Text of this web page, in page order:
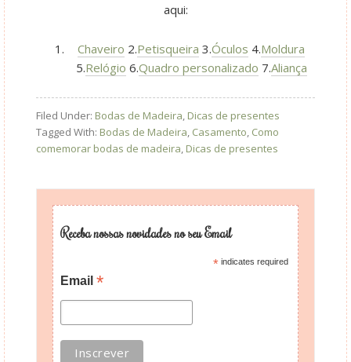
aqui:
Chaveiro 2.Petisqueira 3.Óculos 4.Moldura
5.Relógio 6.Quadro personalizado 7.Aliança
Filed Under: Bodas de Madeira Dicas de presentes
Tagged With: Bodas de Madeira Casamento Como
comemorar bodas de madeira Dicas de presentes
Receba nossas novidades no seu Email
*indicates required
Email*